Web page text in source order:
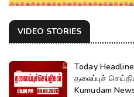
VIDEO STORIES
Today
தலைப்புச்
Kumudam